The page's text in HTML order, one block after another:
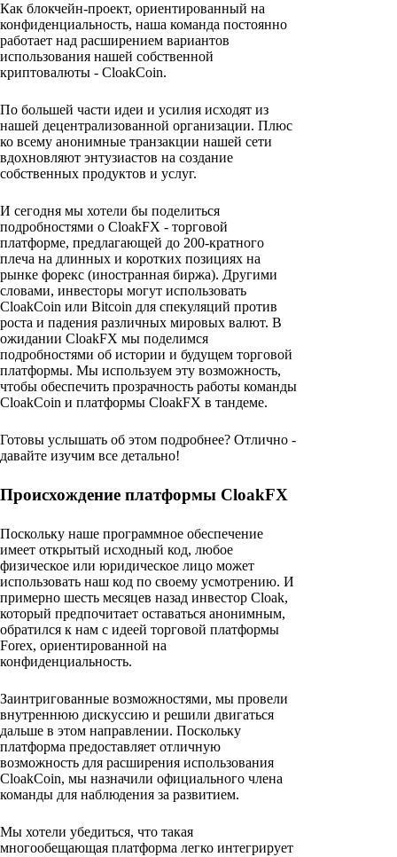
Как блокчейн-проект, ориентированный на
конфиденциальность, наша команда постоянно
работает над расширением вариантов
использования нашей собственной
криптовалюты - CloakCoin.
По большей части идеи и усилия исходят из
нашей децентрализованной организации. Плюс
ко всему анонимные транзакции нашей сети
вдохновляют энтузиастов на создание
собственных продуктов и услуг.
И сегодня мы хотели бы поделиться
подробностями о CloakFX - торговой
платформе, предлагающей до 200-кратного
плеча на длинных и коротких позициях на
рынке форекс (иностранная биржа). Другими
словами, инвесторы могут использовать
CloakCoin или Bitcoin для спекуляций против
роста и падения различных мировых валют. В
ожидании CloakFX мы поделимся
подробностями об истории и будущем торговой
платформы. Мы используем эту возможность,
чтобы обеспечить прозрачность работы команды
CloakCoin и платформы CloakFX в тандеме.
Готовы услышать об этом подробнее? Отлично -
давайте изучим все детально!
Происхождение платформы CloakFX
Поскольку наше программное обеспечение
имеет открытый исходный код, любое
физическое или юридическое лицо может
использовать наш код по своему усмотрению. И
примерно шесть месяцев назад инвестор Cloak,
который предпочитает оставаться анонимным,
обратился к нам с идеей торговой платформы
Forex, ориентированной на
конфиденциальность.
Заинтригованные возможностями, мы провели
внутреннюю дискуссию и решили двигаться
дальше в этом направлении. Поскольку
платформа предоставляет отличную
возможность для расширения использования
CloakCoin, мы назначили официального члена
команды для наблюдения за развитием.
Мы хотели убедиться, что такая
многообещающая платформа легко интегрирует